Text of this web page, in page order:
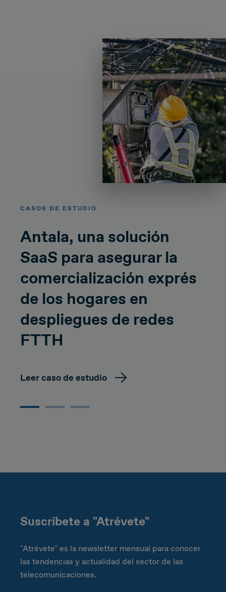
CASOS DE ESTUDIO
Antala, una solución
SaaS para asegurar la
comercialización exprés
de los hogares en
despliegues de redes
FTTH
Leer caso de estudio
Suscríbete a "Atrévete"
"Atrévete" es la newsletter mensual para conocer
las tendencias y actualidad del sector de las
telecomunicaciones.